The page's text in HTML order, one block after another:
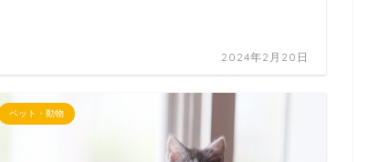
2024年2月20日
ペット・動物